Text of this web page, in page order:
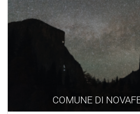
COMUNE DI